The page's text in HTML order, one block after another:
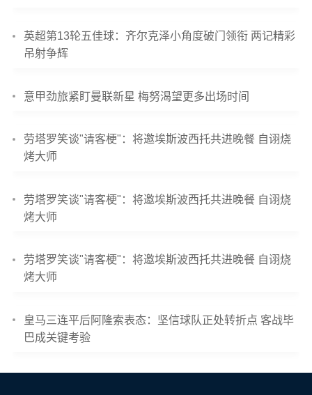
英超第13轮五佳球：齐尔克泽小角度破门领衔 两记精彩
吊射争辉
意甲劲旅紧盯曼联新星 梅努渴望更多出场时间
劳塔罗笑谈"请客梗"：将邀埃斯波西托共进晚餐 自诩烧
烤大师
劳塔罗笑谈"请客梗"：将邀埃斯波西托共进晚餐 自诩烧
烤大师
劳塔罗笑谈"请客梗"：将邀埃斯波西托共进晚餐 自诩烧
烤大师
皇马三连平后阿隆索表态：坚信球队正处转折点 客战毕
巴成关键考验